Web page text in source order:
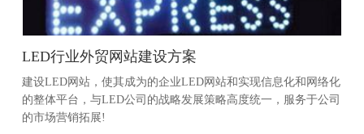
LED行业外贸网站建设方案
建设LED网站，使其成为的企业LED网站和实现信息化和网络化
的整体平台，与LED公司的战略发展策略高度统一，服务于公司
的市场营销拓展!